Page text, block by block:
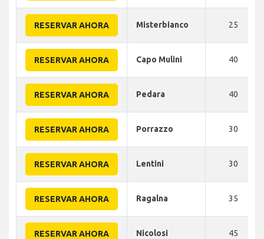
RESERVAR AHORA Misterbianco 25
RESERVAR AHORA Capo Mulini 40
RESERVAR AHORA Pedara 40
RESERVAR AHORA Porrazzo 30
RESERVAR AHORA Lentini 30
RESERVAR AHORA Ragalna 35
RESERVAR AHORA Nicolosi 45